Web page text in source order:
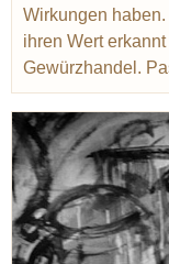
Wirkungen
ihren Wert
Gewürzhandel.